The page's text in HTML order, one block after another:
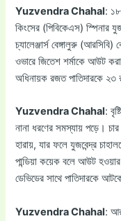
Yuzvendra Chahal: ১৮
কিংসের (পিবিকেএস) স্পিনার
চ্যালেঞ্জার্স বেঙ্গালুরু
ওভারে জিতেশ শর্মাকে আউট
অধিনায়ক রজত পাতিদারকে
Yuzvendra Chahal:
নানা ধরণের সমস্যায় পড়ে। চার
হারায়, যার ফলে যুজবেন্দ্র
পান্ডিয়া কয়েক বলে আউট
ডেভিডের সাথে পাতিদারকে
Yuzvendra Chahal: